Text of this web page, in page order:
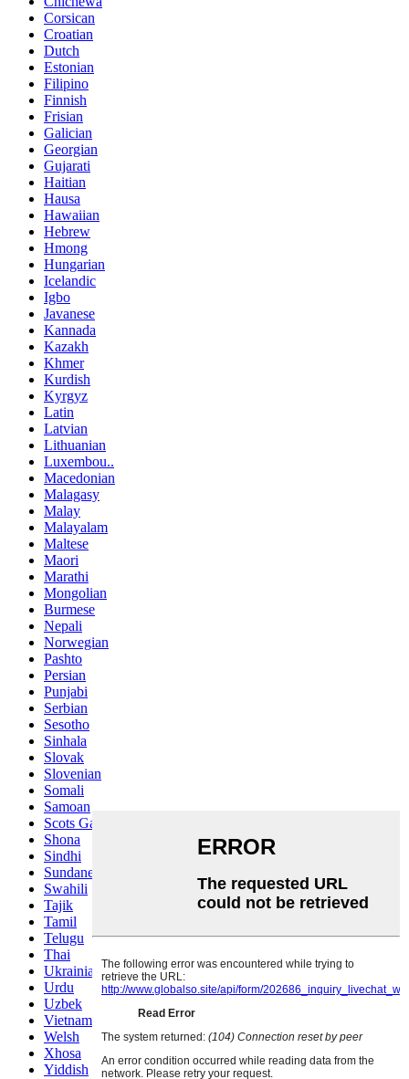
Corsican
Croatian
Dutch
Estonian
Filipino
Finnish
Frisian
Galician
Georgian
Gujarati
Haitian
Hausa
Hawaiian
Hebrew
Hmong
Hungarian
Icelandic
Igbo
Javanese
Kannada
Kazakh
Khmer
Kurdish
Kyrgyz
Latin
Latvian
Lithuanian
Luxembou..
Macedonian
Malagasy
Malay
Malayalam
Maltese
Maori
Marathi
Mongolian
Burmese
Nepali
Norwegian
Pashto
Persian
Punjabi
Serbian
Sesotho
Sinhala
Slovak
Slovenian
Somali
Samoan
Scots Gaelic
Shona
Sindhi
Sundanese
Swahili
Tajik
Tamil
Telugu
Thai
Ukrainian
Urdu
Uzbek
Vietnamese
Welsh
Xhosa
Yiddish